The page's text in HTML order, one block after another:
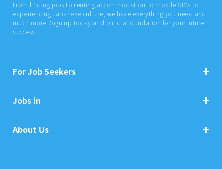
From finding jobs to renting accommodation to mobile SIMs to
experiencing Japanese culture, we have everything you need and
much more. Sign up today and build a foundation for your future
success.
For Job Seekers
Jobs in
About Us